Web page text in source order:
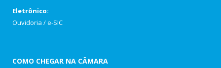
Eletrônico:
Ouvidoria /e-SIC
COMO CHEGAR NA CÂMARA